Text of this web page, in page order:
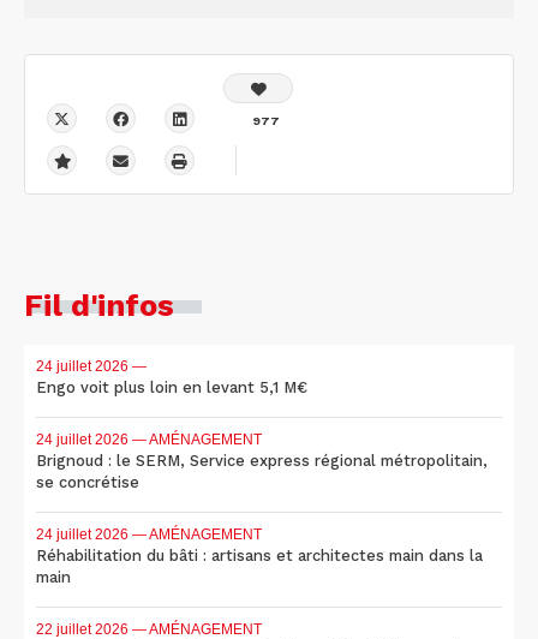
977
Fil d'infos
24 juillet 2026 —
Engo voit plus loin en levant 5,1 M€
24 juillet 2026 — AMÉNAGEMENT
Brignoud : le SERM, Service express régional métropolitain,
se concrétise
24 juillet 2026 — AMÉNAGEMENT
Réhabilitation du bâti : artisans et architectes main dans la
main
22 juillet 2026 — AMÉNAGEMENT